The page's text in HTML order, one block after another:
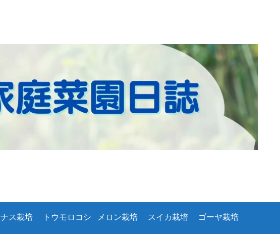
ナス栽培 トウモロコシ メロン栽培 スイカ栽培 ゴーヤ栽培